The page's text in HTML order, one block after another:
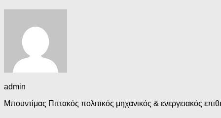
admin
Μπουντίμας Πιττακός πολιτικός μηχανικός & ενεργειακός